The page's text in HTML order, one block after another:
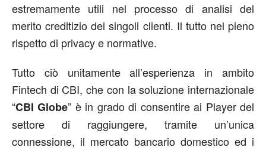
estremamente utili nel processo di analisi del
merito creditizio dei singoli clienti. Il tutto nel pieno
rispetto di privacy e normative.
Tutto ciò unitamente all’esperienza in ambito
Fintech di CBI, che con la soluzione internazionale
“CBI Globe” è in grado di consentire ai Player del
settore di raggiungere, tramite un’unica
connessione, il mercato bancario domestico ed i